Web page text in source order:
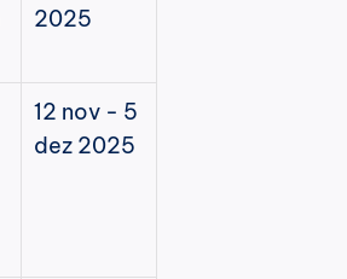
2025
12 nov - 5
dez 2025